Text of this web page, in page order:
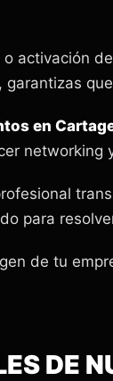
activación
en
networking
para
de tu
DE